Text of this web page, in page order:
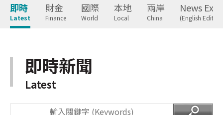
即時
Latest
財金
Finance
國際
World
本地
Local
兩岸
China
News
(English
即時新聞
Latest